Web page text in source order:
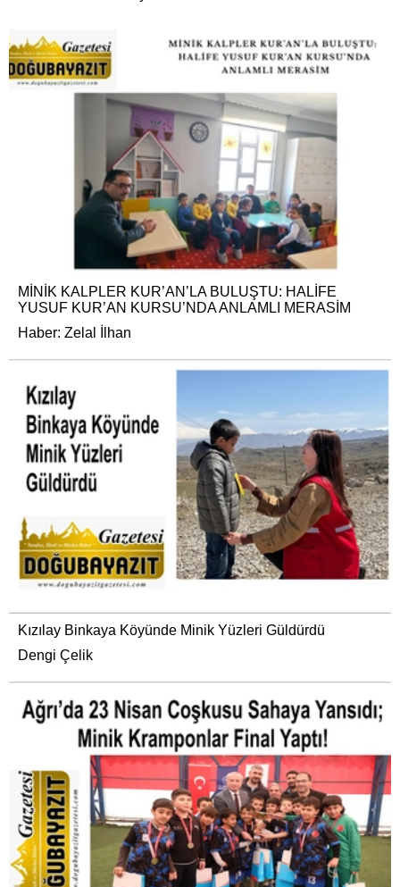
MİNİK KALPLER KUR’AN’LA BULUŞTU: HALİFE
YUSUF KUR’AN KURSU’NDA ANLAMLI MERASİM
Haber: Zelal İlhan
Kızılay Binkaya Köyünde Minik Yüzleri Güldürdü
Dengi Çelik